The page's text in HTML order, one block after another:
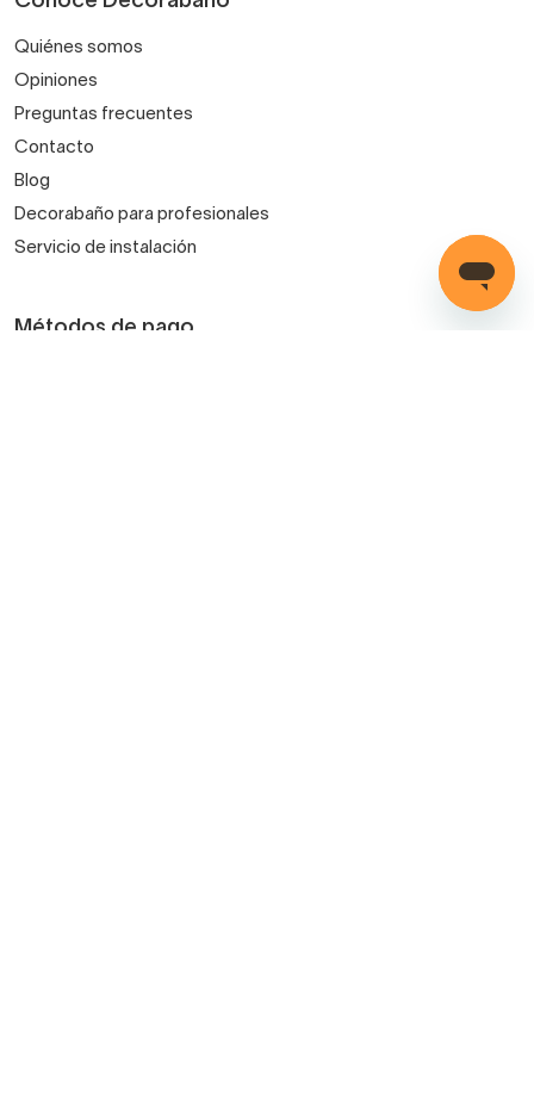
Quiénes somos
Opiniones
Preguntas frecuentes
Contacto
Blog
Decorabaño para profesionales
Servicio de instalación
Métodos de pago